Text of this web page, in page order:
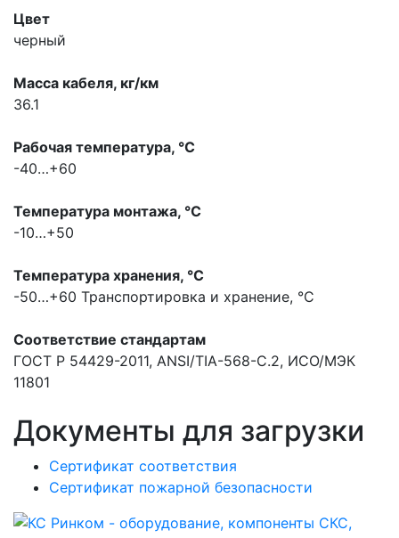
Цвет
черный
Масса кабеля, кг/км
36.1
Рабочая температура, °С
-40…+60
Температура монтажа, °С
-10…+50
Температура хранения, °С
-50…+60 Транспортировка и хранение, °С
Соответствие стандартам
ГОСТ Р 54429-2011, ANSI/TIA-568-С.2, ИСО/МЭК
11801
Документы для загрузки
Сертификат соответствия
Сертификат пожарной безопасности